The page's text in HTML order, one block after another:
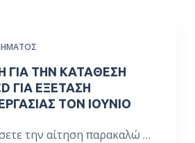
ΓΙΑ ΤΗΝ ΚΑΤΑΘΕΣΗ
ΓΙΑ ΕΞΕΤΑΣΗ
TON IOYNIO
την αίτηση παρακαλώ …